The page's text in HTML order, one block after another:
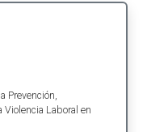
Prevención,
Violencia Laboral en